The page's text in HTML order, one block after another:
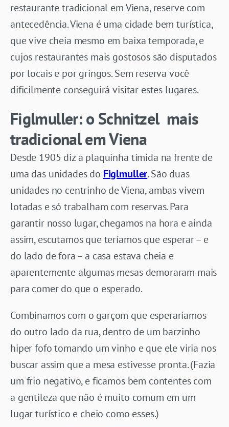
restaurante tradicional em Viena, reserve com
antecedência. Viena é uma cidade bem turística,
que vive cheia mesmo em baixa temporada, e
cujos restaurantes mais gostosos são disputados
por locais e por gringos. Sem reserva você
dificilmente conseguirá visitar estes lugares.
Figlmuller: o Schnitzel mais
tradicional em Viena
Desde 1905 diz a plaquinha tímida na frente de
uma das unidades do Figlmuller. São duas
unidades no centrinho de Viena, ambas vivem
lotadas e só trabalham com reservas. Para
garantir nosso lugar, chegamos na hora e ainda
assim, escutamos que teríamos que esperar – e
do lado de fora – a casa estava cheia e
aparentemente algumas mesas demoraram mais
para comer do que o esperado.
Combinamos com o garçom que esperaríamos
do outro lado da rua, dentro de um barzinho
hiper fofo tomando um vinho e que ele viria nos
buscar assim que a mesa estivesse pronta. (Fazia
um frio negativo, e ficamos bem contentes com
a gentileza que não é muito comum em um
lugar turístico e cheio como esses.)